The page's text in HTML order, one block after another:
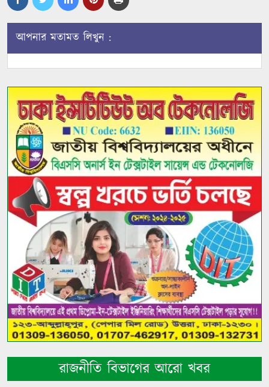
আপনার মতামত লিখুন :
রাজনীতি বিভাগের আরো খবর